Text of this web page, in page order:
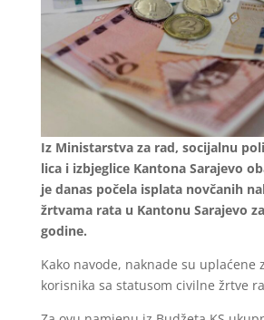
Iz Ministarstva za rad, socijalnu
lica i izbjeglice Kantona Sarajevo
je danas počela isplata novčanih
žrtvama rata u Kantonu Sarajevo
godine.
Kako navode, naknade su uplaćene
korisnika sa statusom civilne žrtve